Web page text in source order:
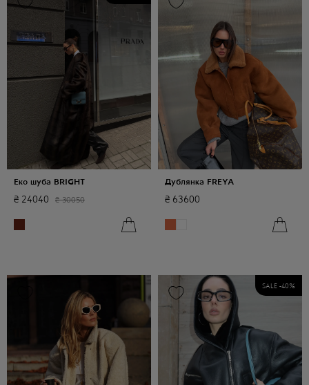
Еко шуба BRIGHT
₴ 24040 ₴ 30050
Дублянка FREYA
₴ 63600
SALE -40 %